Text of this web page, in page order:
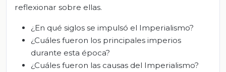
reflexionar sobre ellas.
¿En qué siglos se impulsó el Imperialismo?
¿Cuáles fueron los principales imperios
durante esta época?
¿Cuáles fueron las causas del Imperialismo?